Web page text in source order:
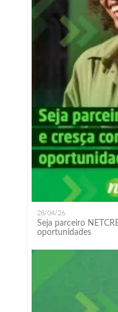
28/04/26
Seja parceiro
oportunidades